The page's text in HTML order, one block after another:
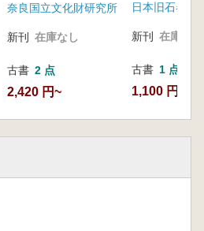
奈良国立文化財研究所
新刊 在庫なし
古書 2 点
2,420 円~
日本旧石器学
新刊 在庫なし
古書 1 点
1,100 円